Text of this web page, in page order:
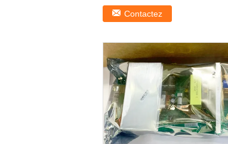
Informations sur le ...
Contactez